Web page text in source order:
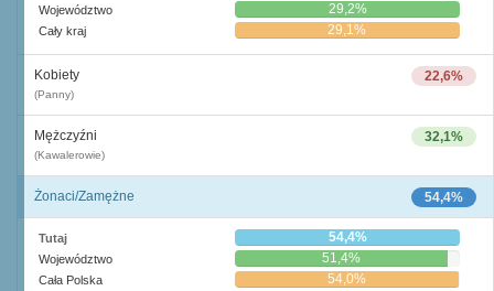
Województwo 29,2%
Cały kraj 29,1%
22,6%
Kobiety
(Panny)
32,1%
Mężczyźni
(Kawalerowie)
54,4%
Żonaci/Zamężne
Tutaj 54,4%
Województwo 51,4%
Cała Polska 54,0%